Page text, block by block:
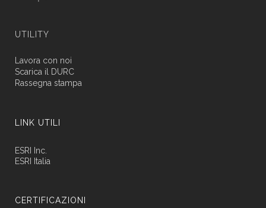
UTILITY
Lavora con noi
Scarica il DURC
Rassegna stampa
LINK UTILI
ESRI Inc.
ESRI Italia
CERTIFICAZIONI